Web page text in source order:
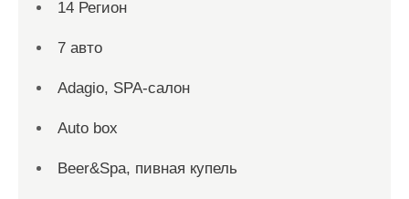
14 Регион
7 авто
Adagio, SPA-салон
Auto box
Beer&Spa, пивная купель